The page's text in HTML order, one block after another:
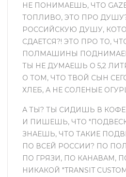
НЕ ПОНИМАЕШЬ, ЧТО
ТОПЛИВО, ЭТО ПРО
РОССИЙСКУЮ ДУШУ,
СДАЕТСЯ?! ЭТО ПРО ТО,
ПОЛМАШИНЫ
ТЫ НЕ ДУМАЕШЬ О 5,2
О ТОМ, ЧТО ТВОЙ СЫН
ХЛЕБ, А НЕ СОЛЕНЫЕ
А ТЫ? ТЫ СИДИШЬ В
И ПИШЕШЬ, ЧТО
ЗНАЕШЬ, ЧТО ТАКИЕ
ПО ВСЕЙ РОССИИ? ПО
ПО ГРЯЗИ, ПО КАНАВАМ,
НИКАКОЙ "TRANSIT